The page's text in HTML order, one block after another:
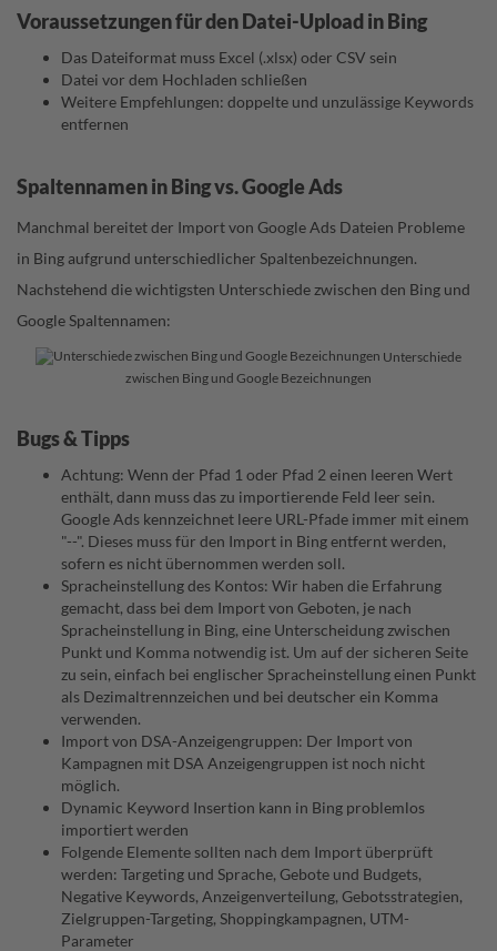
Voraussetzungen für den Datei-Upload in Bing
Das Dateiformat muss Excel (.xlsx) oder CSV sein
Datei vor dem Hochladen schließen
Weitere Empfehlungen: doppelte und unzulässige Keywords
entfernen
Spaltennamen in Bing vs. Google Ads
Manchmal bereitet der Import von Google Ads Dateien Probleme
in Bing aufgrund unterschiedlicher Spaltenbezeichnungen.
Nachstehend die wichtigsten Unterschiede zwischen den Bing und
Google Spaltennamen:
Unterschiede
zwischen Bing und Google Bezeichnungen
Bugs & Tipps
Achtung: Wenn der Pfad 1 oder Pfad 2 einen leeren Wert
enthält, dann muss das zu importierende Feld leer sein.
Google Ads kennzeichnet leere URL-Pfade immer mit einem
"--". Dieses muss für den Import in Bing entfernt werden,
sofern es nicht übernommen werden soll.
Spracheinstellung des Kontos: Wir haben die Erfahrung
gemacht, dass bei dem Import von Geboten, je nach
Spracheinstellung in Bing, eine Unterscheidung zwischen
Punkt und Komma notwendig ist. Um auf der sicheren Seite
zu sein, einfach bei englischer Spracheinstellung einen Punkt
als Dezimaltrennzeichen und bei deutscher ein Komma
verwenden.
Import von DSA-Anzeigengruppen: Der Import von
Kampagnen mit DSA Anzeigengruppen ist noch nicht
möglich.
Dynamic Keyword Insertion kann in Bing problemlos
importiert werden
Folgende Elemente sollten nach dem Import überprüft
werden: Targeting und Sprache, Gebote und Budgets,
Negative Keywords, Anzeigenverteilung, Gebotsstrategien,
Zielgruppen-Targeting, Shoppingkampagnen, UTM-
Parameter